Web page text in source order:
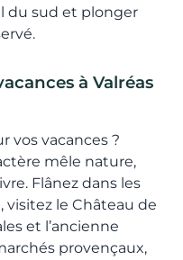
du sud et plonger
à Valréas
vos vacances ?
mêle nature,
Flânez dans les
le Château de
et l’ancienne
provençaux,